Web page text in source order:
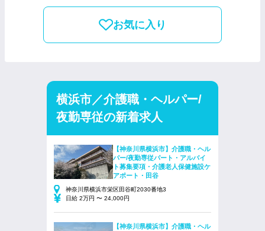
お気に入り
横浜市／介護職・ヘルパー/
夜勤専従の新着求人
【神奈川県横浜市】介護職・ヘル
パー/夜勤専従パート・アルバイ
ト募集要項・介護老人保健施設ケ
アポート・田谷
神奈川県横浜市栄区田谷町2030番地3
日給 2万円 〜 24,000円
【神奈川県横浜市】介護職・ヘル